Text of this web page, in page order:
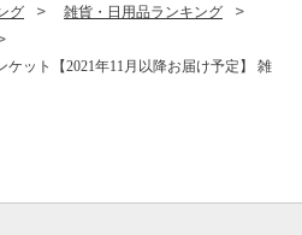
グ
雑貨・日用品ランキング
ット【2021年11月以降お届け予定】 雑